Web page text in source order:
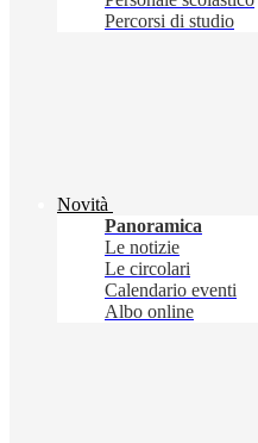
Percorsi di studio
Novità
Panoramica
Le notizie
Le circolari
Calendario eventi
Albo online